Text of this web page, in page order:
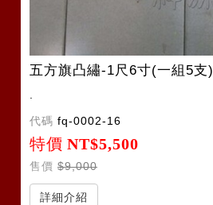
五方旗凸繡-1尺6寸(一組5支)
代碼 fq-0002-16
特價 NT$5,500
售價 $9,000
詳細介紹